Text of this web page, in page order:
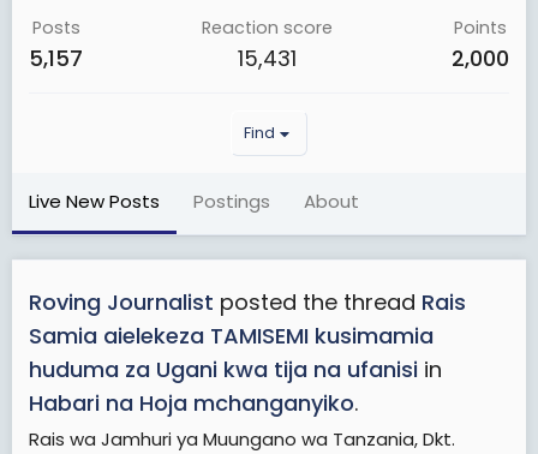
Posts
5,157
Reaction score
15,431
Points
2,000
Find
Live New Posts Postings About
Roving Journalist posted the thread Rais
Samia aielekeza TAMISEMI kusimamia
huduma za Ugani kwa tija na ufanisi in
Habari na Hoja mchanganyiko.
Rais wa Jamhuri ya Muungano wa Tanzania, Dkt.